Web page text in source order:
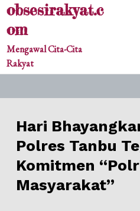
Skipobsesirakyat.c
om
Mengawal Cita-Cita
Rakyat
Hari
Polres Tanbu
Komitmen
Masyarakat”